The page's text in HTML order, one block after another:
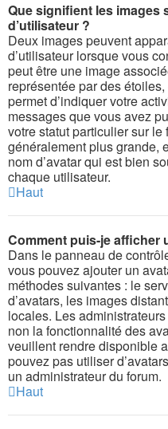
Que signifient les images
d’utilisateur ?
Deux images peuvent
d’utilisateur lorsque vous
peut être une image
représentée par des
permet d’indiquer votre
messages que vous avez
votre statut particulier sur le
généralement plus grande,
nom d’avatar qui est bien
chaque utilisateur.
Haut
Comment puis-je afficher
Dans le panneau de
vous pouvez ajouter un
méthodes suivantes : le
d’avatars, les images
locales. Les
non la fonctionnalité des
veuillent rendre disponible
pouvez pas utiliser
un administrateur du forum.
Haut